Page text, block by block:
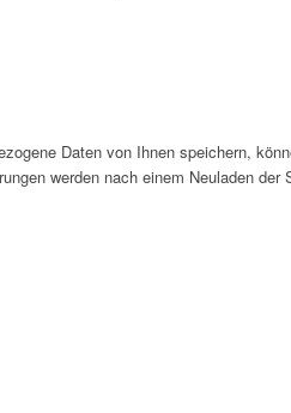
Daten von Ihnen speichern,
werden nach einem Neuladen der